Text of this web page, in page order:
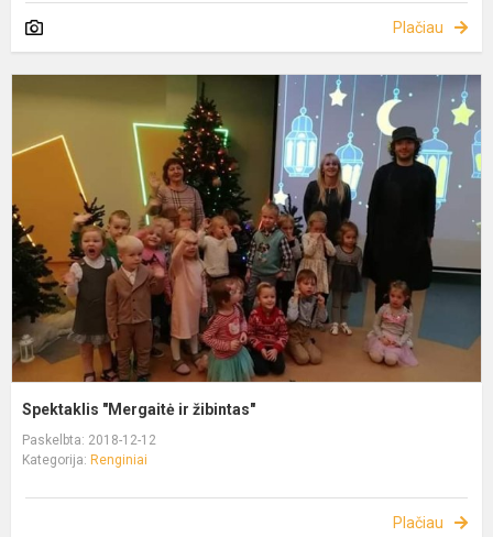
Plačiau
Spektaklis "Mergaitė ir žibintas"
Paskelbta: 2018-12-12
Kategorija: Renginiai
Plačiau